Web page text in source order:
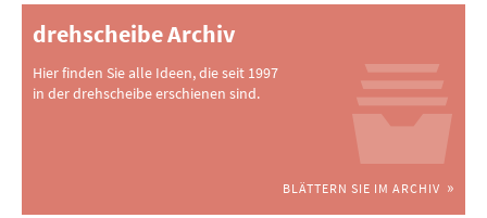
drehscheibe Archiv
Hier finden Sie alle Ideen, die seit 1997
in der drehscheibe erschienen sind.
BLÄTTERN SIE IM ARCHIV